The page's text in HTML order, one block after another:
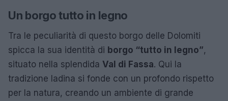
Un borgo tutto in legno
Tra le peculiarità di questo borgo delle Dolomiti
spicca la sua identità di borgo “tutto in legno”,
situato nella splendida Val di Fassa. Qui la
tradizione ladina si fonde con un profondo rispetto
per la natura, creando un ambiente di grande